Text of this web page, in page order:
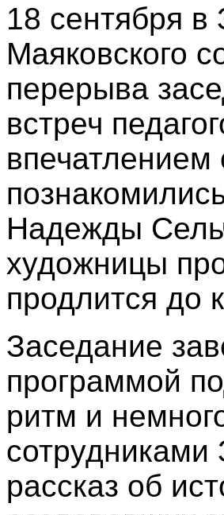
18 сентября в
Маяковского
перерыва
встреч
Надежды
художницы
продлится до
Заседание
программой
ритм и
сотрудниками
рассказ об